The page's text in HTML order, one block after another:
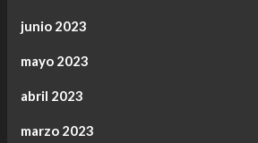
junio 2023
mayo 2023
abril 2023
marzo 2023